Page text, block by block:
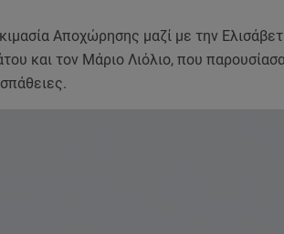
Αποχώρησης μαζί με την Ελισάβετ
και τον Μάριο Λιόλιο, που